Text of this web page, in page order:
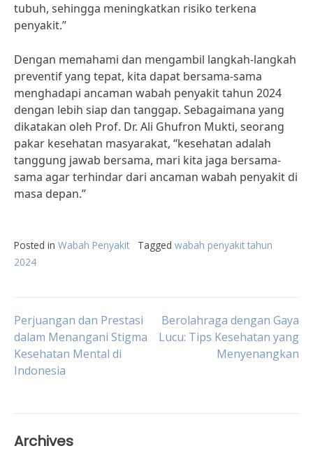
tubuh, sehingga meningkatkan risiko terkena
penyakit.”
Dengan memahami dan mengambil langkah-langkah
preventif yang tepat, kita dapat bersama-sama
menghadapi ancaman wabah penyakit tahun 2024
dengan lebih siap dan tanggap. Sebagaimana yang
dikatakan oleh Prof. Dr. Ali Ghufron Mukti, seorang
pakar kesehatan masyarakat, “kesehatan adalah
tanggung jawab bersama, mari kita jaga bersama-
sama agar terhindar dari ancaman wabah penyakit di
masa depan.”
Posted in Wabah Penyakit Tagged wabah penyakit tahun
2024
Post
navigation
Perjuangan dan Prestasi
dalam Menangani Stigma
Kesehatan Mental di
Indonesia
Berolahraga dengan Gaya
Lucu: Tips Kesehatan yang
Menyenangkan
Archives